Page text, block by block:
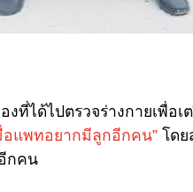
งที่ได้ไปตรวจร่างกายเพื่อ
อแพทอยากมีลูกอีกคน” โด
กคน